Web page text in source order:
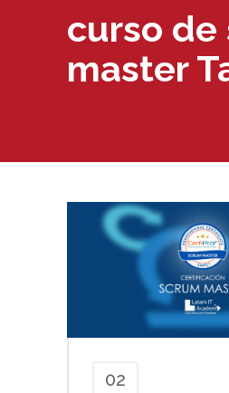
curso de
master
02